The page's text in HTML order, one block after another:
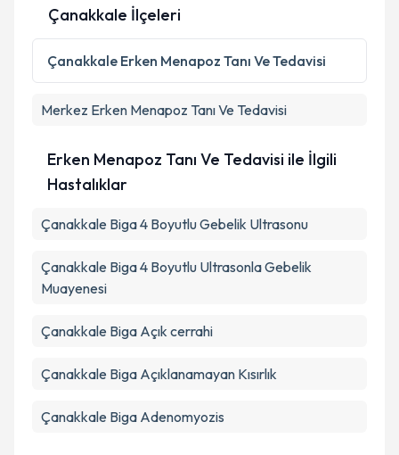
Çanakkale İlçeleri
Çanakkale Erken Menapoz Tanı Ve Tedavisi
Merkez Erken Menapoz Tanı Ve Tedavisi
Erken Menapoz Tanı Ve Tedavisi ile İlgili
Hastalıklar
Çanakkale Biga 4 Boyutlu Gebelik Ultrasonu
Çanakkale Biga 4 Boyutlu Ultrasonla Gebelik
Muayenesi
Çanakkale Biga Açık cerrahi
Çanakkale Biga Açıklanamayan Kısırlık
Çanakkale Biga Adenomyozis